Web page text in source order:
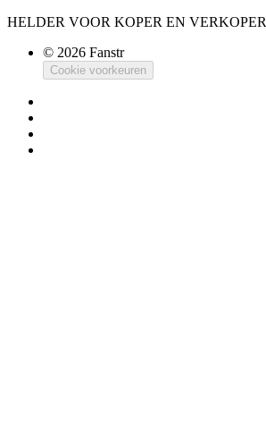
HELDER VOOR KOPER EN VERKOPER
© 2026 Fanstr
Cookie voorkeuren